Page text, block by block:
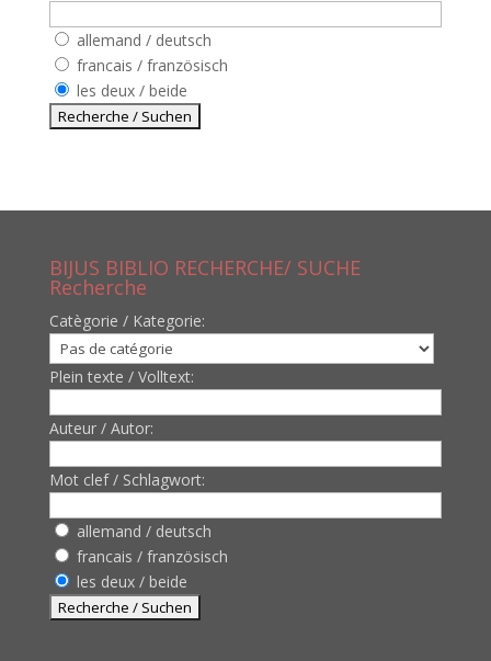
allemand / deutsch
francais / französisch
les deux / beide
BIJUS BIBLIO RECHERCHE/ SUCHE
Recherche
Catègorie / Kategorie:
Plein texte / Volltext:
Auteur / Autor:
Mot clef / Schlagwort:
allemand / deutsch
francais / französisch
les deux / beide